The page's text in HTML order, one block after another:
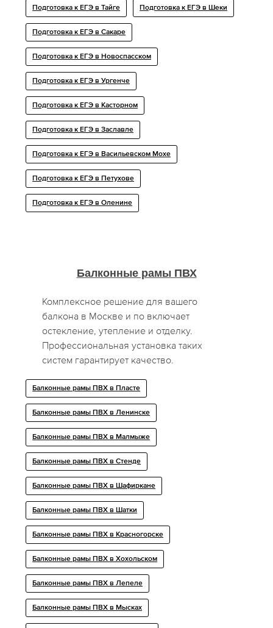
Подготовка к ЕГЭ в Тайге Подготовка к ЕГЭ в Шеки
Подготовка к ЕГЭ в Сакаре
Подготовка к ЕГЭ в Новоспасском
Подготовка к ЕГЭ в Ургенче
Подготовка к ЕГЭ в Касторном
Подготовка к ЕГЭ в Заславле
Подготовка к ЕГЭ в Васильевском Мохе
Подготовка к ЕГЭ в Петухове
Подготовка к ЕГЭ в Оленине
Балконные рамы ПВХ
Комплексное решение для вашего
балкона в Москве и по включает
остекление, утепление и отделку.
Профессиональная установка таких
систем гарантирует качество.
Балконные рамы ПВХ в Пласте
Балконные рамы ПВХ в Ленинске
Балконные рамы ПВХ в Малмыже
Балконные рамы ПВХ в Стенде
Балконные рамы ПВХ в Шафиркане
Балконные рамы ПВХ в Шатки
Балконные рамы ПВХ в Красногорске
Балконные рамы ПВХ в Хохольском
Балконные рамы ПВХ в Лепеле
Балконные рамы ПВХ в Мысках